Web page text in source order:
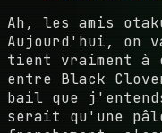
Ah, les amis
Aujourd'hui, on
tient vraiment à
entre Black
bail que
serait qu'une